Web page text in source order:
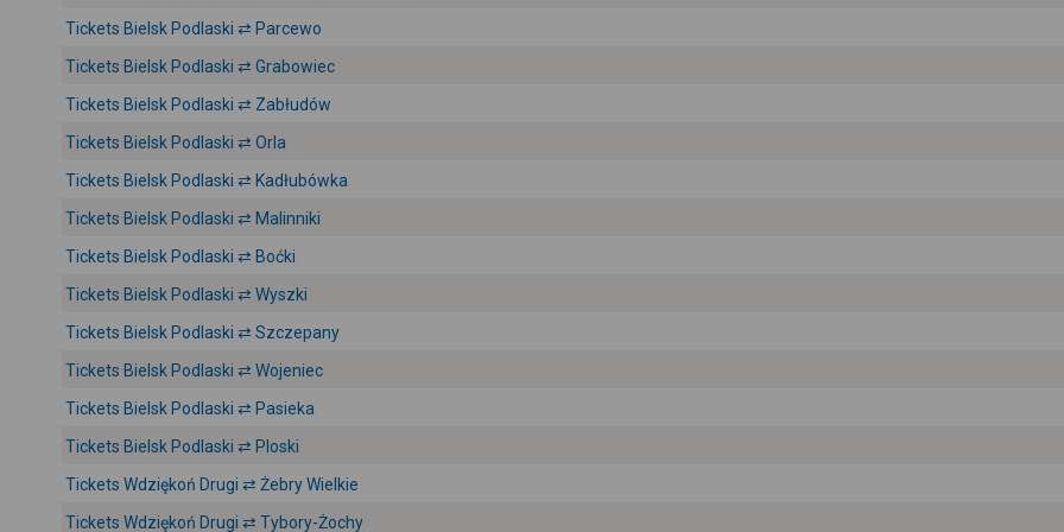
Tickets Bielsk Podlaski ⇄ Parcewo
Tickets Bielsk Podlaski ⇄ Grabowiec
Tickets Bielsk Podlaski ⇄ Zabłudów
Tickets Bielsk Podlaski ⇄ Orla
Tickets Bielsk Podlaski ⇄ Kadłubówka
Tickets Bielsk Podlaski ⇄ Malinniki
Tickets Bielsk Podlaski ⇄ Boćki
Tickets Bielsk Podlaski ⇄ Wyszki
Tickets Bielsk Podlaski ⇄ Szczepany
Tickets Bielsk Podlaski ⇄ Wojeniec
Tickets Bielsk Podlaski ⇄ Pasieka
Tickets Bielsk Podlaski ⇄ Ploski
Tickets Wdziękoń Drugi ⇄ Żebry Wielkie
Tickets Wdziękoń Drugi ⇄ Tybory-Żochy